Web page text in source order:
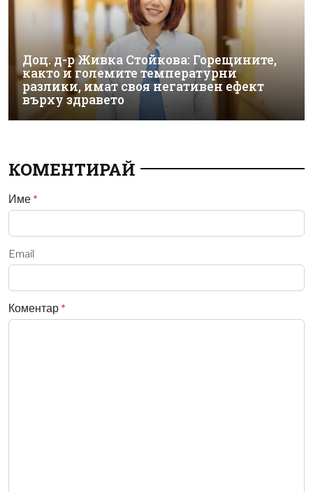
Доц. д-р Живка Стойкова: Горещините,
както и големите температурни
разлики, имат своя негативен ефект
върху здравето
КОМЕНТИРАЙ
Име *
Email
Коментар *